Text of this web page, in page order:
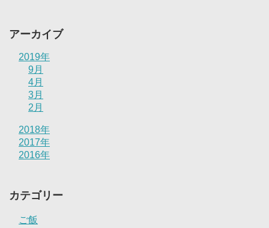
アーカイブ
2019年
9月
4月
3月
2月
2018年
2017年
2016年
カテゴリー
ご飯